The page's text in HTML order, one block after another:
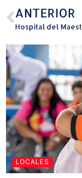
ANTERIOR
LOCALES